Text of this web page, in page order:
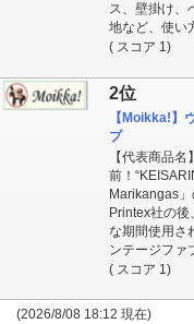
ス、壁掛け、
地など、使い
( スコア 1)
2位
【Moikka!】
プ
【代表商品
前！
Marikangas」
Printex社の
な期間使用さ
ンテージファ
( スコア 1)
(2026/8/08 18:12 現在)